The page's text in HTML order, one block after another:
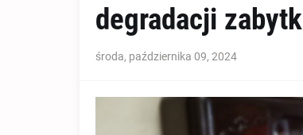
degradacji
środa, października 09, 2024